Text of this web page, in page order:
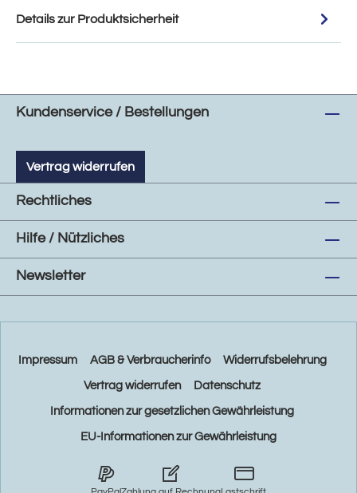
Details zur Produktsicherheit
Kundenservice / Bestellungen
Vertrag widerrufen
Rechtliches
Hilfe / Nützliches
Newsletter
Impressum AGB & Verbraucherinfo Widerrufsbelehrung
Vertrag widerrufen Datenschutz
Informationen zur gesetzlichen Gewährleistung
EU-Informationen zur Gewährleistung